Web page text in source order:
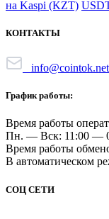
на Kaspi (KZT)
КОНТАКТЫ
info@cointok.net
График работы:
Время работы
Пн. — Вск: 11:00 —
Время работы
В автоматическом
СОЦ СЕТИ